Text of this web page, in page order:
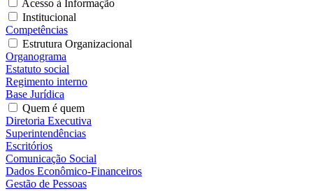
Acesso à Informação
Institucional
Competências
Estrutura Organizacional
Organograma
Estatuto social
Regimento interno
Base Jurídica
Quem é quem
Diretoria Executiva
Superintendências
Escritórios
Comunicação Social
Dados Econômico-Financeiros
Gestão de Pessoas